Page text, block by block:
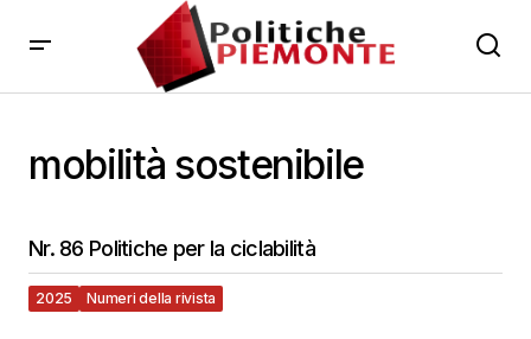
mobilità sostenibile
Nr. 86 Politiche per la ciclabilità
2025 Numeri della rivista